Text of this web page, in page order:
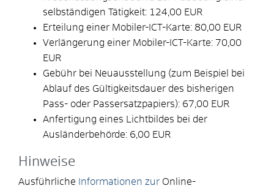
selbständigen Tätigkeit: 124,00 EUR
Erteilung einer Mobiler-ICT-Karte: 80,00 EUR
Verlängerung einer Mobiler-ICT-Karte: 70,00
EUR
Gebühr bei Neuausstellung (zum Beispiel bei
Ablauf des Gültigkeitsdauer des bisherigen
Pass- oder Passersatzpapiers): 67,00 EUR
Anfertigung eines Lichtbildes bei der
Ausländerbehörde: 6,00 EUR
Hinweise
Ausführliche Informationen zur Online-